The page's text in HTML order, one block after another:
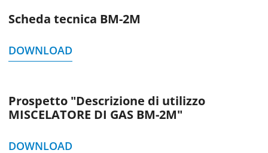
Scheda tecnica BM-2M
DOWNLOAD
Prospetto "Descrizione di utilizzo
MISCELATORE DI GAS BM-2M"
DOWNLOAD